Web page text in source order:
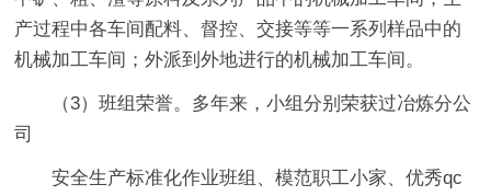
产过程中各车间配料、督控、交接等等一系列样品中的
机械加工车间；外派到外地进行的机械加工车间。
（3）班组荣誉。多年来，小组分别荣获过冶炼分公
司
安全生产标准化作业班组、模范职工小家、优秀qc